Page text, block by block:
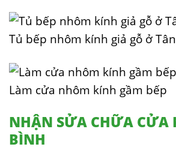
Tủ bếp nhôm kính giả gỗ ở
Làm cửa nhôm kính gầm bếp
NHẬN SỬA CHỮA CỬA
BÌNH